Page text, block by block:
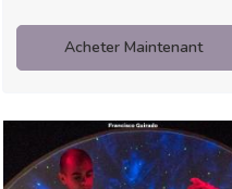
Acheter Maintenant